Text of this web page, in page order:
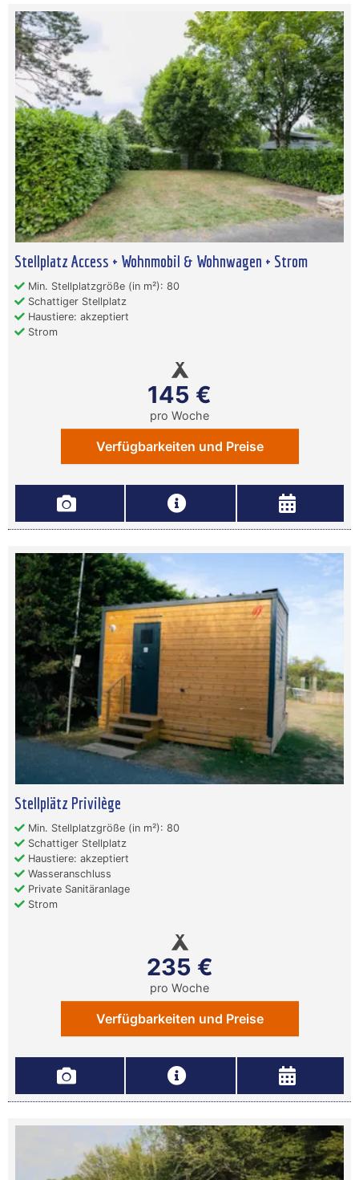
Stellplatz Access + Wohnmobil & Wohnwagen + Strom
Min. Stellplatzgröße (in m²): 80
Schattiger Stellplatz
Haustiere: akzeptiert
Strom
145 €
pro Woche
Verfügbarkeiten und Preise
Stellplätz Privilège
Min. Stellplatzgröße (in m²): 80
Schattiger Stellplatz
Haustiere: akzeptiert
Wasseranschluss
Private Sanitäranlage
Strom
235 €
pro Woche
Verfügbarkeiten und Preise